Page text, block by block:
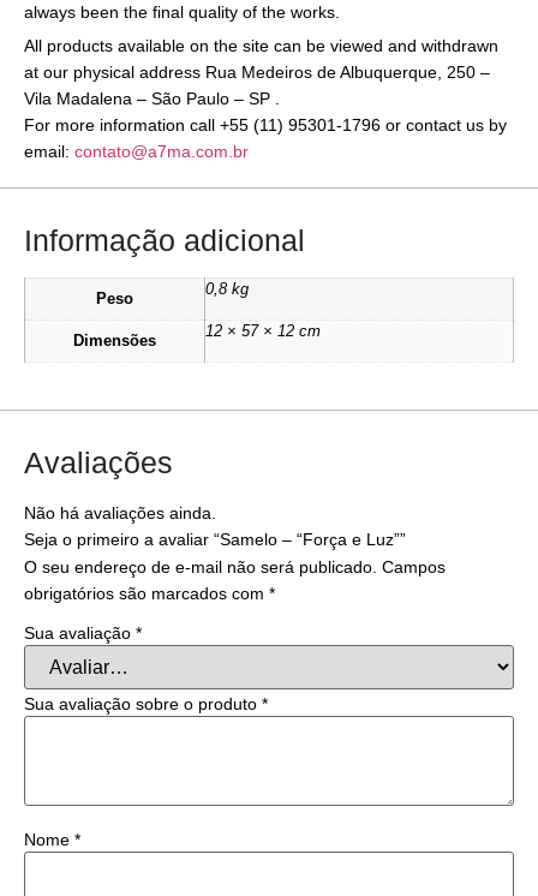
always been the final quality of the works.
All products available on the site can be viewed and withdrawn
at our physical address Rua Medeiros de Albuquerque, 250 –
Vila Madalena – São Paulo – SP .
For more information call +55 (11) 95301-1796 or contact us by
email: contato@a7ma.com.br
Informação adicional
Peso
0,8 kg
Dimensões
12 × 57 × 12 cm
Avaliações
Não há avaliações ainda.
Seja o primeiro a avaliar “Samelo – “Força e Luz””
O seu endereço de e-mail não será publicado. Campos
obrigatórios são marcados com *
Sua avaliação *
Sua avaliação sobre o produto *
Nome *